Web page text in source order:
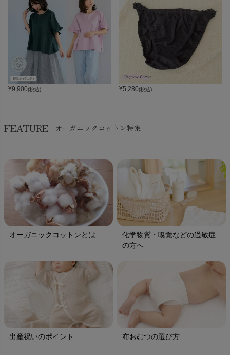
¥9,900(税込) ¥5,280(税込)
FEATURE オーガニックコットン特集
オーガニックコットンとは
化学物質・嗅覚などの過敏症
の方へ
出産祝いのポイント 布おむつの選び方